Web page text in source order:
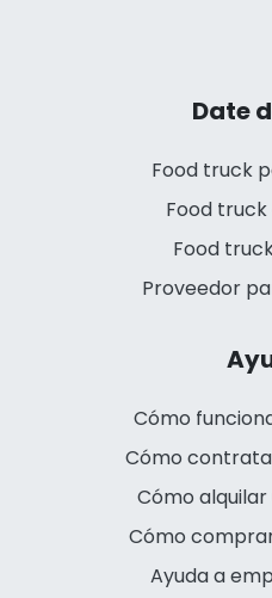
Date
Food truck
Food
Food
Proveedor
Cómo
Cómo
Cómo
Cómo
Ayuda a